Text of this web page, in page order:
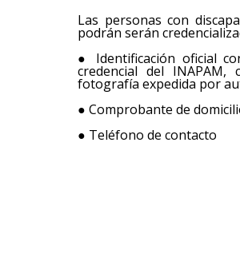
Las personas con
podrán serán
● Identificación oficial
credencial del
fotografía expedida por
● Comprobante de
● Teléfono de contacto